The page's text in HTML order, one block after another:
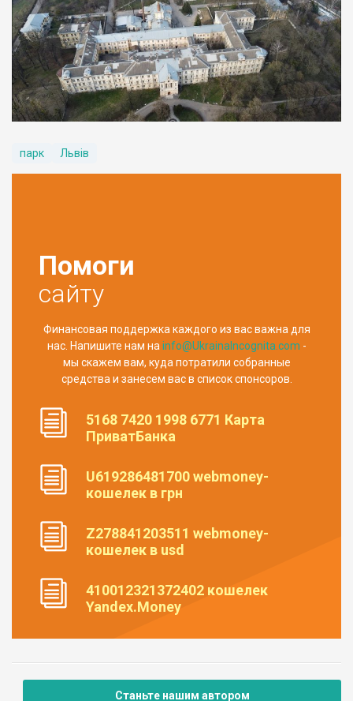
парк Львів
Помоги
сайту
Финансовая поддержка каждого из вас важна для
нас. Напишите нам на info@UkrainaIncognita.com -
мы скажем вам, куда потратили собранные
средства и занесем вас в список спонсоров.
5168 7420 1998 6771 Карта
ПриватБанка
U619286481700 webmoney-
кошелек в грн
Z278841203511 webmoney-
кошелек в usd
410012321372402 кошелек
Yandex.Money
Станьте нашим автором